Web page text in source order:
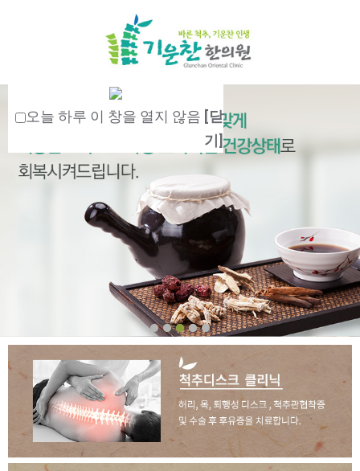
오늘 하루 이 창을 열지 않음
[닫
기]